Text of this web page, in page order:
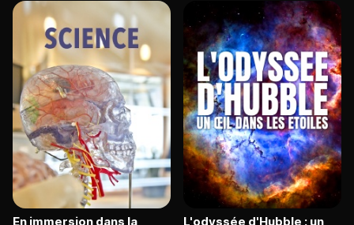
En immersion dans la L'odyssée d'Hubble : un